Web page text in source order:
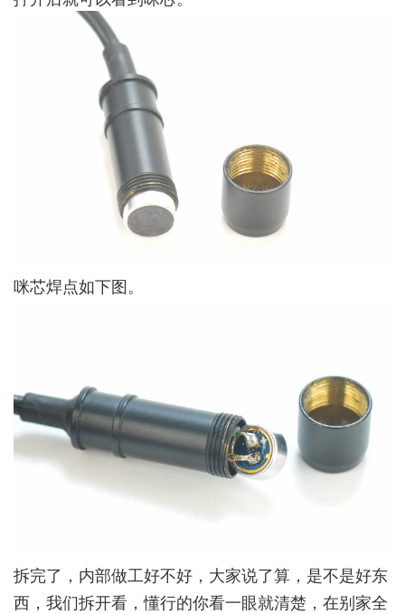
咪芯焊点如下图。
拆完了，内部做工好不好，大家说了算，是不是好东
西，我们拆开看，懂行的你看一眼就清楚，在别家全